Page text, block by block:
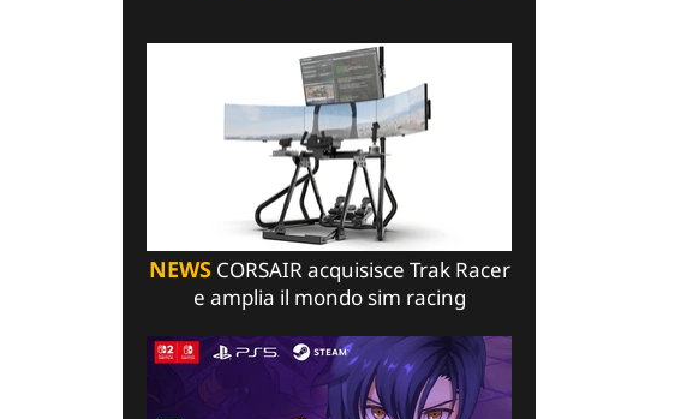
NEWSCORSAIR acquisisce Trak Racer
e amplia il mondo sim racing